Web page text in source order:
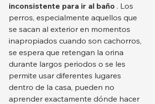
inconsistente para ir al baño . Los
perros, especialmente aquellos que
se sacan al exterior en momentos
inapropiados cuando son cachorros,
se espera que retengan la orina
durante largos periodos o se les
permite usar diferentes lugares
dentro de la casa, pueden no
aprender exactamente dónde hacer